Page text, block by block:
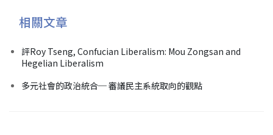
相關文章
評Roy Tseng, Confucian Liberalism: Mou Zongsan and
Hegelian Liberalism
多元社會的政治統合─ 審議民主系統取向的觀點